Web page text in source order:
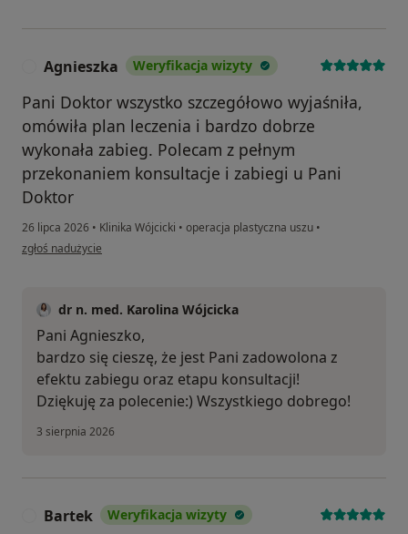
Agnieszka Weryfikacja wizyty
Pani Doktor wszystko szczegółowo wyjaśniła,
omówiła plan leczenia i bardzo dobrze
wykonała zabieg. Polecam z pełnym
przekonaniem konsultacje i zabiegi u Pani
Doktor
26 lipca 2026 • Klinika Wójcicki • operacja plastyczna uszu •
w opinii użytkownika Agnieszka
zgłoś nadużycie
dr n. med. Karolina Wójcicka
Pani Agnieszko,
bardzo się cieszę, że jest Pani zadowolona z
efektu zabiegu oraz etapu konsultacji!
Dziękuję za polecenie:) Wszystkiego dobrego!
3 sierpnia 2026
Bartek Weryfikacja wizyty